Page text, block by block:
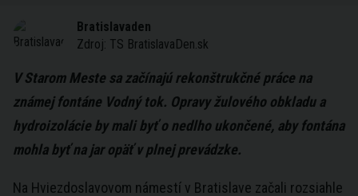
Bratislavaden
Zdroj: TS BratislavaDen.sk
V Starom Meste sa začínajú rekonštrukčné práce na
známej fontáne Vodný tok. Opravy žulového obkladu a
hydroizolácie by mali byť o nedlho ukončené, aby fontána
mohla byť na jar opäť v plnej prevádzke.
Na Hviezdoslavovom námestí v Bratislave začali rozsiahle